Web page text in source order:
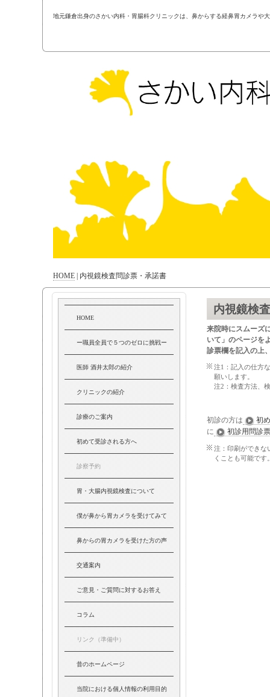
地元鎌倉出身のさかい内科・胃腸科クリニックは、鼻からする経鼻胃カメラや
HOME| 内視鏡検査問診票・承諾書
内視鏡検
来院時にスムーズ
いて」のページを
診票欄を記入の上
注1：記入の仕方
願いします。
注2：検査方法、
初診の方は
初
に
初診用問診票
注：印刷ができな
くことも可能です
HOME
ー職員全員で５つのゼロに挑戦ー
医師 酒井太郎の紹介
クリニックの紹介
診療のご案内
初めて受診される方へ
診察予約
胃・大腸内視鏡検査について
僕が鼻から胃カメラを受けてみて
鼻からの胃カメラを受けた方の声
交通案内
ご意見・ご質問に対するお答え
コラム
リンク（準備中）
昔のホームページ
当院における個人情報の利用目的